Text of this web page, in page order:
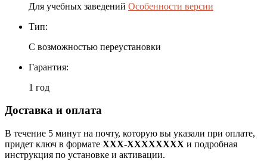
Для учебных заведений Особенности версии
Тип:
С возможностью переустановки
Гарантия:
1 год
Доставка и оплата
В течение 5 минут на почту, которую вы указали при оплате,
придет ключ в формате XXX-XXXXXXXX и подробная
инструкция по установке и активации.